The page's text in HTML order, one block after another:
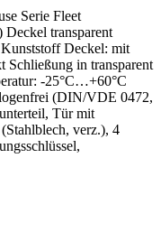
Serie Fleet
transparent
Deckel: mit
Schließung in transparent
-25°C…+60°C
(DIN/VDE 0472,
Tür mit
verz.), 4